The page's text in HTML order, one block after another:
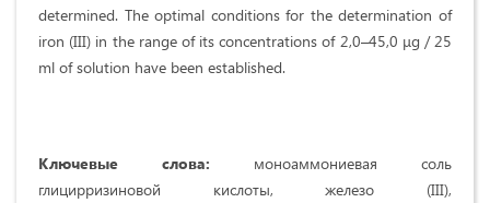
determined. The optimal conditions for the determination of
iron (III) in the range of its concentrations of 2,0–45,0 μg / 25
ml of solution have been established.
Ключевые слова:
моноаммониевая соль
глицирризиновой кислоты, железо (III),